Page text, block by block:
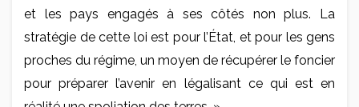
et les pays engagés à ses côtés non plus. La
stratégie de cette loi est pour l’État, et pour les gens
proches du régime, un moyen de récupérer le foncier
pour préparer l’avenir en légalisant ce qui est en